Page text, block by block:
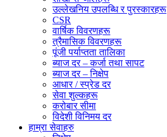
उल्लेखनिय उपलब्धि र पुरस्कारहरू
CSR
वार्षिक विवरणहरू
त्रैमासिक विवरणहरू
पूंजी पर्याप्तता तालिका
ब्याज दर – कर्जा तथा सापट
ब्याज दर – निक्षेप
आधार / स्प्रेड दर
सेवा शुल्कहरू
करोबार सीमा
विदेशी विनिमय दर
हाम्रा सेवाहरु